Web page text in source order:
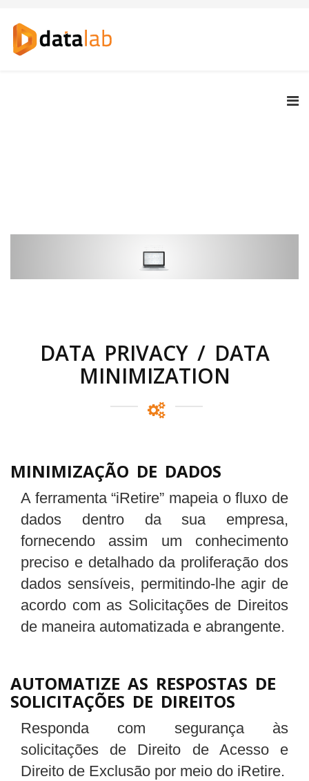
DATA PRIVACY / DATA
MINIMIZATION
MINIMIZAÇÃO DE DADOS
A ferramenta “iRetire” mapeia o fluxo de
dados dentro da sua empresa,
fornecendo assim um conhecimento
preciso e detalhado da proliferação dos
dados sensíveis, permitindo-lhe agir de
acordo com as Solicitações de Direitos
de maneira automatizada e abrangente.
AUTOMATIZE AS RESPOSTAS DE
SOLICITAÇÕES DE DIREITOS
Responda com segurança às
solicitações de Direito de Acesso e
Direito de Exclusão por meio do iRetire.